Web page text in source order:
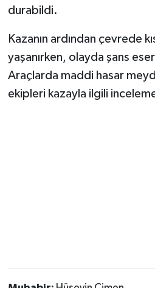
durabildi.
Kazanın ardından çevrede
yaşanırken, olayda şans
Araçlarda maddi hasar
ekipleri kazayla ilgili